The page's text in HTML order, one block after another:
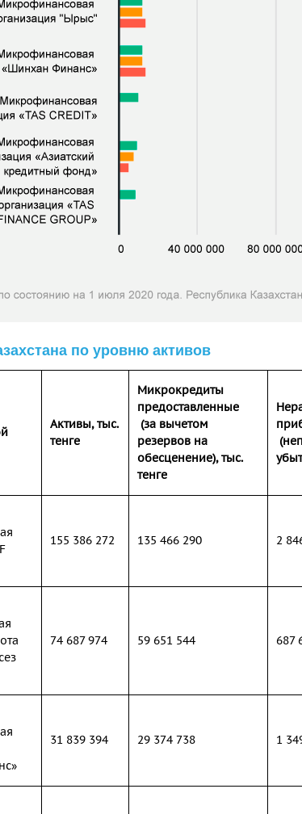
по уровню активов
Активы, тыс.
тенге
Микрокредиты
предоставленные
(за вычетом
резервов на
обесценение), тыс.
тенге
155 386 272 135 466 290 2
74 687 974 59 651 544 687
31 839 394 29 374 738 1